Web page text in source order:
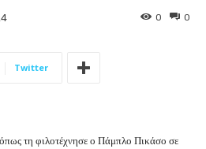
0
0
Twitter
τη φιλοτέχνησε ο Πάμπλο Πικάσο σε